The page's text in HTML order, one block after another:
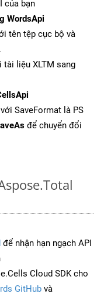
của bạn
WordsApi
tên tệp cục bộ và
tài liệu XLTM sang
SaveFormat là PS
để chuyển đổi
để nhận hạn ngạch API
Cloud SDK cho
GitHub và